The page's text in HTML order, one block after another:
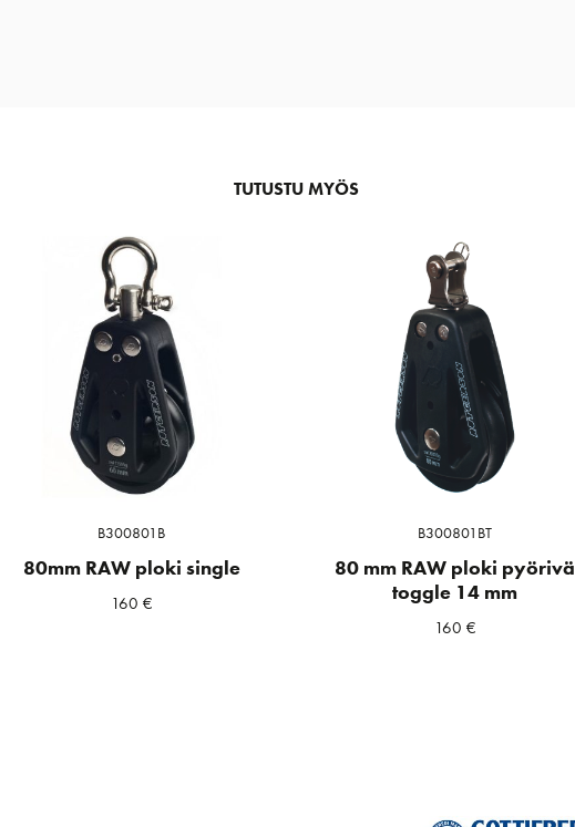
TUTUSTU MYÖS
B300801B
80mm RAW ploki single
160 €
B300801BT
80 mm RAW ploki pyörivä
toggle 14 mm
160 €